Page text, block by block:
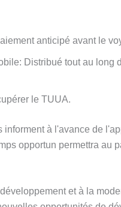
anticipé avant le
Distribué tout au long
le TUUA.
à l'avance de
opportun permettra au
et à la